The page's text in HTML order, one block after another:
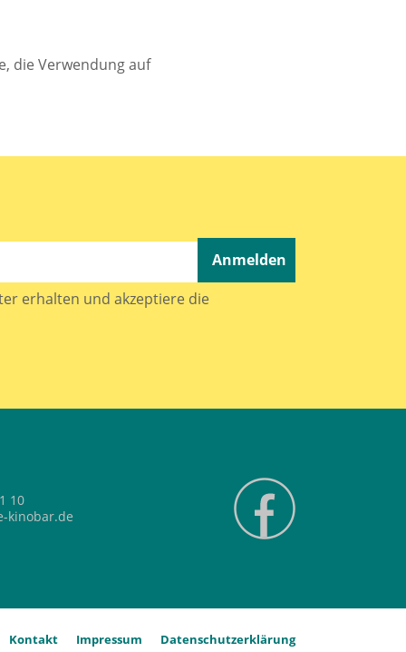
die Verwendung auf
Anmelden
erhalten und akzeptiere die
10
kinobar.de
Kontakt Impressum Datenschutzerklärung